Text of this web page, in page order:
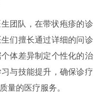
团队，在带状疱疹的诊
们擅长通过详细的问诊
体差异制定个性化的治
与技能提升，确保诊疗
量的医疗服务。